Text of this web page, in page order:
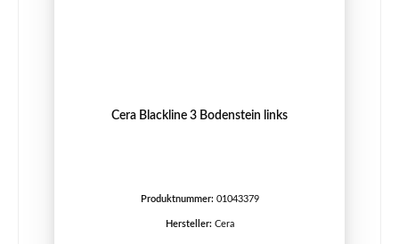
Cera Blackline 3 Bodenstein links
Produktnummer: 01043379
Hersteller: Cera